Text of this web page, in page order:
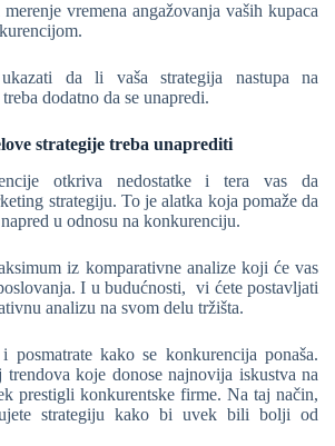
vremena angažovanja vaših kupaca
da li vaša strategija nastupa na
dodatno da se unapredi.
strategije treba unaprediti
otkriva nedostatke i tera vas da
strategiju. To je alatka koja pomaže da
u odnosu na konkurenciju.
iz komparativne analize koji će vas
I u budućnosti, vi ćete postavljati
analizu na svom delu tržišta.
posmatrate kako se konkurencija ponaša.
trendova koje donose najnovija iskustva na
prestigli konkurentske firme. Na taj način,
strategiju kako bi uvek bili bolji od